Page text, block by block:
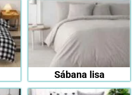
Sábana lisa